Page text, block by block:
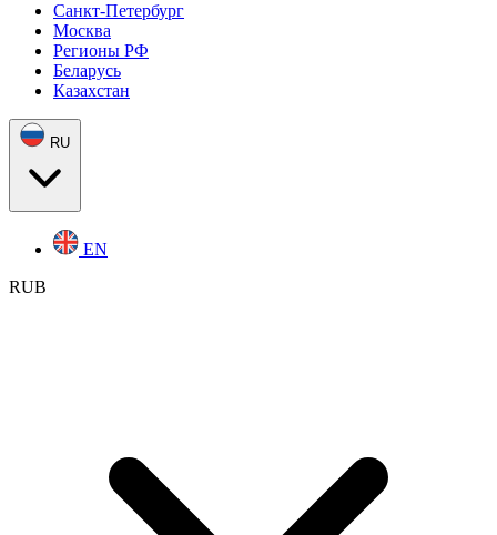
Санкт-Петербург
Москва
Регионы РФ
Беларусь
Казахстан
RU
EN
RUB